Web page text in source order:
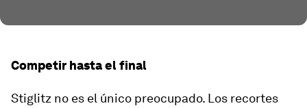
Competir hasta el final
Stiglitz no es el único preocupado. Los recortes